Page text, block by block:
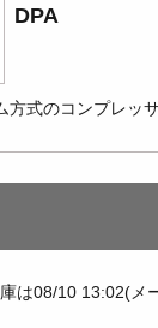
DPA
方式のコンプレッ
は08/10 13:02(メ